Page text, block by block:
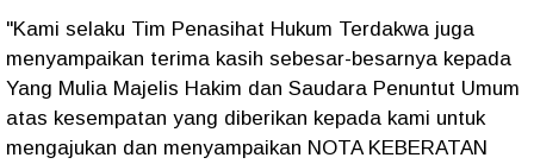
"Kami selaku Tim Penasihat Hukum Terdakwa juga
menyampaikan terima kasih sebesar-besarnya kepada
Yang Mulia Majelis Hakim dan Saudara Penuntut Umum
atas kesempatan yang diberikan kepada kami untuk
mengajukan dan menyampaikan NOTA KEBERATAN